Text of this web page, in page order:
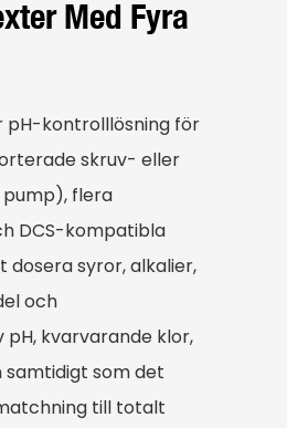
Med Fyra
pH-kontrolllösning för
skruv- eller
pump), flera
DCS-kompatibla
syror, alkalier,
och
kvarvarande klor,
samtidigt som det
till totalt